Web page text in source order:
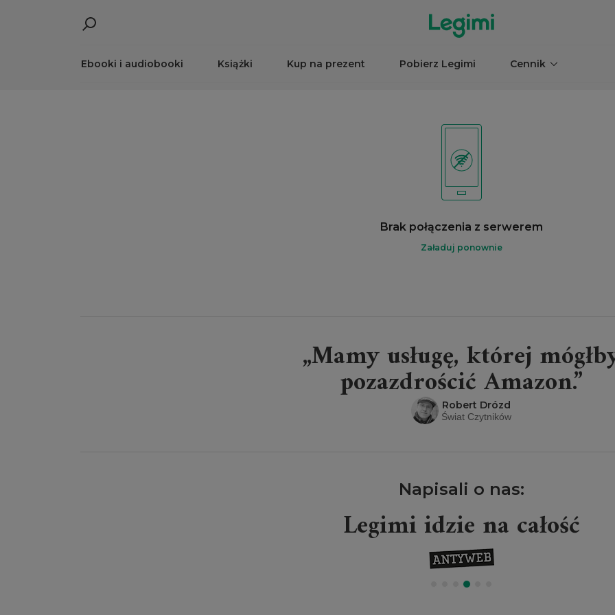
Ebooki i audiobooki Książki Kup na prezent Pobierz Legimi Cennik
Brak połączenia z serwerem
Załaduj ponownie
„Mamy usługę, której
pozazdrościć Amazon.”
Robert Drózd
Świat Czytników
Napisali o nas:
Legimi idzie na całość